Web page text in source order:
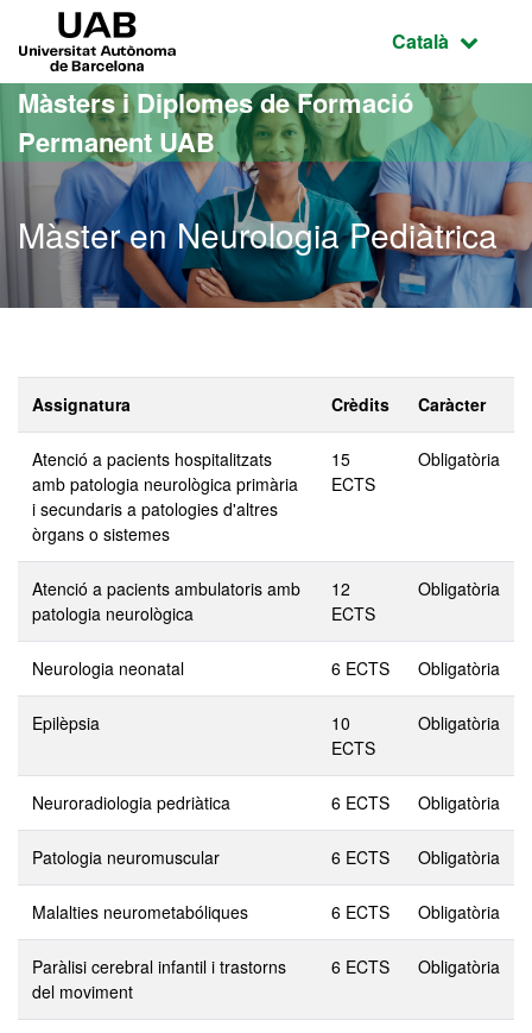
Ves al contingut principal
Ves a la navegació de la pàgina
Idioma
Català
Màsters i Diplomes de Formació
Permanent UAB
Màster en Neurologia Pediàtrica
Assignatura Crèdits Caràcter
Atenció a pacients hospitalitzats
amb patologia neurològica primària
i secundaris a patologies d'altres
òrgans o sistemes
15
ECTS
Obligatòria
Atenció a pacients ambulatoris amb
patologia neurològica
12
ECTS
Obligatòria
Neurologia neonatal 6 ECTS Obligatòria
Epilèpsia
10
ECTS
Obligatòria
Neuroradiologia pedriàtica 6 ECTS Obligatòria
Patologia neuromuscular 6 ECTS Obligatòria
Malalties neurometabóliques 6 ECTS Obligatòria
Paràlisi cerebral infantil i trastorns
del moviment
6 ECTS Obligatòria